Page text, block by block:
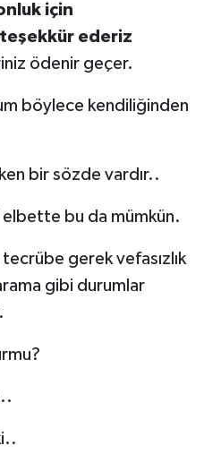
için
teşekkür ederiz
ödenir geçer.
böylece kendiliğinden
bir sözde vardır..
elbette bu da mümkün.
gerek vefasızlık
gibi durumlar